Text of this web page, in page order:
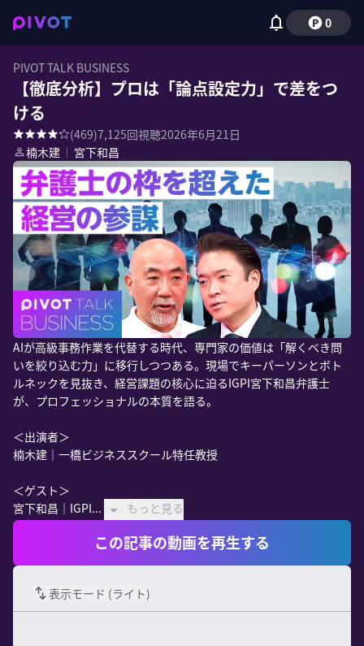
0
PIVOT TALK BUSINESS
【徹底分析】プロは「論点設定力」で差をつ
ける
(469)7,125回視聴2026年6月21日
楠木建 ｜ 宮下和昌
AIが高級事務作業を代替する時代、専門家の価値は「解くべき問
いを絞り込む力」に移行しつつある。現場でキーパーソンとボト
ルネックを見抜き、経営課題の核心に迫るIGPI宮下和昌弁護士
が、プロフェッショナルの本質を語る。
＜出演者＞
楠木建｜一橋ビジネススクール特任教授
＜ゲスト＞
宮下和昌｜IGPI...
もっと見る
この記事の動画を再生する
表示モード (ライト)